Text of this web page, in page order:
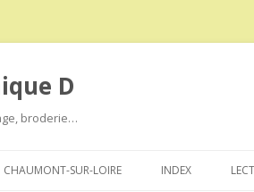
D
broderie…
au
CHAUMONT-SUR-LOIRE INDEX